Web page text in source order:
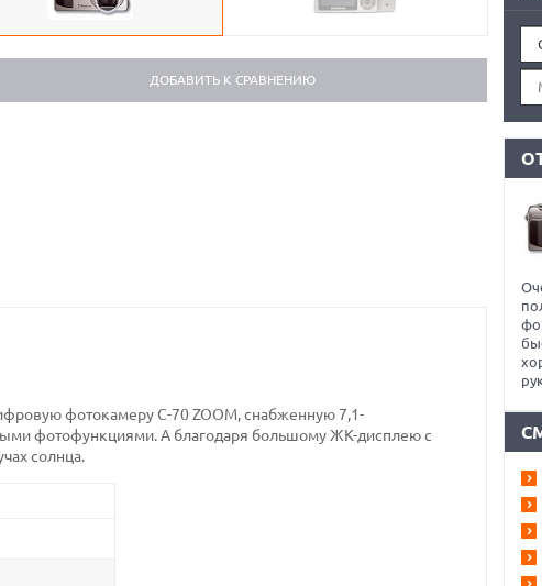
ДОБАВИТЬ К СРАВНЕНИЮ
фотокамеру C-70 ZOOM, снабженную 7,1-
фотофункциями. А благодаря большому ЖК-дисплею с
солнца.